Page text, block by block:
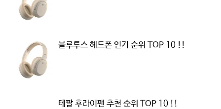
블루투스 헤드폰 인기 순위 TOP 10 !!
테팔 후라이팬 추천 순위 TOP 10 !!